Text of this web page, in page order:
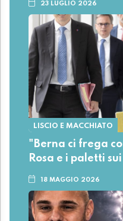
23 LUGLIO 2026
LISCIO E MACCHIATO
"Berna ci frega
Rosa e i paletti
18 MAGGIO 2026